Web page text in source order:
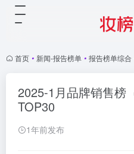
首页 • 新闻-报告榜单 • 报告榜单综合
2025-1月品牌销售榜
TOP30
1年前发布